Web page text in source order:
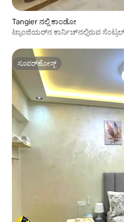
Tangier ನಲ್ಲಿ ಕಾಂಡೋ
ಟ್ಯಾಂಜಿಯರ್‌ನ ಕಾರ್ನಿಚ್‌ನಲ್ಲಿರುವ
ಸೂಪರ್‌ಹೋಸ್ಟ್
ಸೂಪರ್‌ಹೋಸ್ಟ್